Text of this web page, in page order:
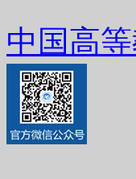
中国高